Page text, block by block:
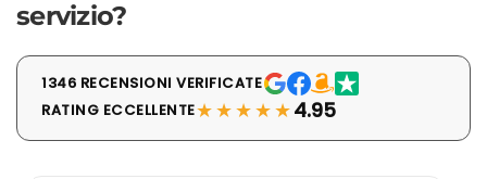
servizio?
1346 RECENSIONI VERIFICATE
RATING ECCELLENTE★★★★★4.95